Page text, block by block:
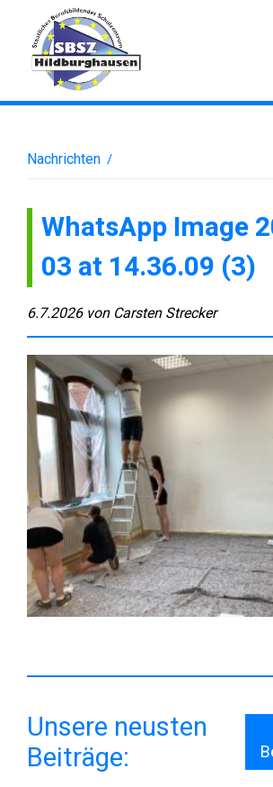
Nachrichten /
WhatsApp Image
03 at 14.36.09 (3)
6.7.2026 von Carsten Strecker
Unsere neusten
Beiträge: